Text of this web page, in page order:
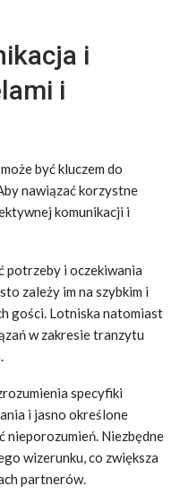
i
i
być kluczem do
nawiązać korzystne
komunikacji i
potrzeby i oczekiwania
zależy im na szybkim i
gości. Lotniska natomiast
w zakresie tranzytu
specyfiki
i jasno określone
nieporozumień. Niezbędne
wizerunku, co zwiększa
partnerów.